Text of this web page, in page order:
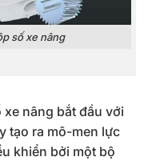
số xe nâng
nâng bắt đầu với
tạo ra mô-men lực
khiển bởi một bộ